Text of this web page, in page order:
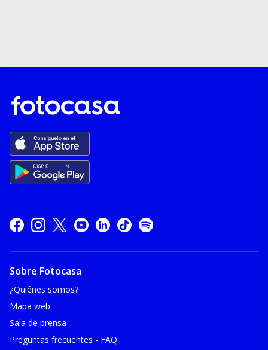
Sobre Fotocasa
¿Quiénes somos?
Mapa web
Sala de prensa
Preguntas frecuentes - FAQ